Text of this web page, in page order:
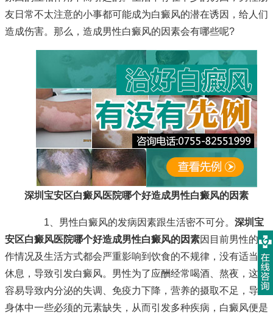
友日常不太注意的小事都可能成为白癜风的潜在诱因，给人们
造成伤害。那么，造成男性白癜风的因素会有哪些呢?
深圳宝安区白癜风医院哪个好造成男性白癜风的因素
1、男性白癜风的发病因素跟生活密不可分。 深圳宝
安区白癜风医院哪个好造成男性白癜风的因素因目前男性的工
作情况及生活方式都会严重影响到饮食的不规律，没有适当的
休息，导致引发白癜风。男性为了应酬经常喝酒、熬夜，这很
容易导致内分泌的失调、免疫力下降，营养的摄取不足，导致
身体中一些必须的元素缺失，从而引发多种疾病，白癜风便是